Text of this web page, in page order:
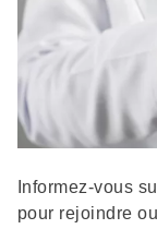
Description
Informez-vous
pour rejoindre